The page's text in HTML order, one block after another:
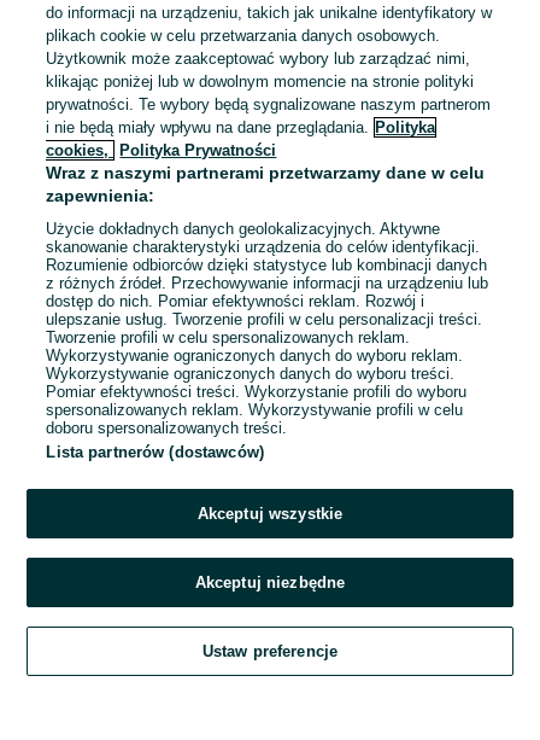
Volkswagen Audi seat skoda
alternator Valeo 180A 026L
150 zł
Dzikowiec
Odświeżono dzisiaj o 16:02
1 2 3 ... 78
Zadzwoń / SMS
Szukaj Obserwujesz Dodaj Czat Konto
do informacji na urządzeniu, takich jak unikalne identyfikatory w
plikach cookie w celu przetwarzania danych osobowych.
Użytkownik może zaakceptować wybory lub zarządzać nimi,
klikając poniżej lub w dowolnym momencie na stronie polityki
prywatności. Te wybory będą sygnalizowane naszym partnerom
i nie będą miały wpływu na dane przeglądania. Polityka
cookies,
Polityka Prywatności
Wraz z naszymi partnerami przetwarzamy dane w celu
zapewnienia:
Użycie dokładnych danych geolokalizacyjnych. Aktywne
skanowanie charakterystyki urządzenia do celów identyfikacji.
Rozumienie odbiorców dzięki statystyce lub kombinacji danych
z różnych źródeł. Przechowywanie informacji na urządzeniu lub
dostęp do nich. Pomiar efektywności reklam. Rozwój i
ulepszanie usług. Tworzenie profili w celu personalizacji treści.
Tworzenie profili w celu spersonalizowanych reklam.
Wykorzystywanie ograniczonych danych do wyboru reklam.
Wykorzystywanie ograniczonych danych do wyboru treści.
Pomiar efektywności treści. Wykorzystanie profili do wyboru
spersonalizowanych reklam. Wykorzystywanie profili w celu
doboru spersonalizowanych treści.
Lista partnerów (dostawców)
Akceptuj wszystkie
Akceptuj niezbędne
Ustaw preferencje